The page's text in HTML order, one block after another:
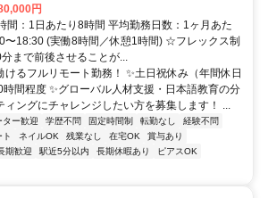
円
間：1日あたり8時間 平均勤務日数：1ヶ月あた
〜18:30 (実働8時間／休憩1時間) ☆フレックス制
まで前後させることが...
けるフルリモート勤務！ ✨土日祝休み（年間休日
間程度 ✨グローバル人材支援・日本語教育の分
ィングにチャレンジしたい方を募集します！ ...
ター歓迎 学歴不問 固定時間制 転勤なし
経験不問
ト ネイルOK 残業なし 在宅OK
賞与あり
期歓迎 駅近5分以内 長期休暇あり
ピアスOK